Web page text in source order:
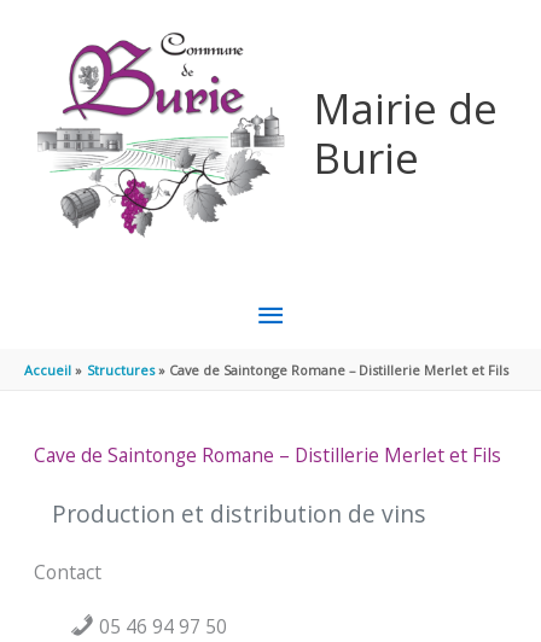
Mairie de
Burie
MENU
PRINCIPAL
Accueil Structures Cave de Saintonge Romane – Distillerie Merlet et Fils
Cave de Saintonge Romane – Distillerie Merlet et Fils
Production et distribution de vins
Contact
05 46 94 97 50